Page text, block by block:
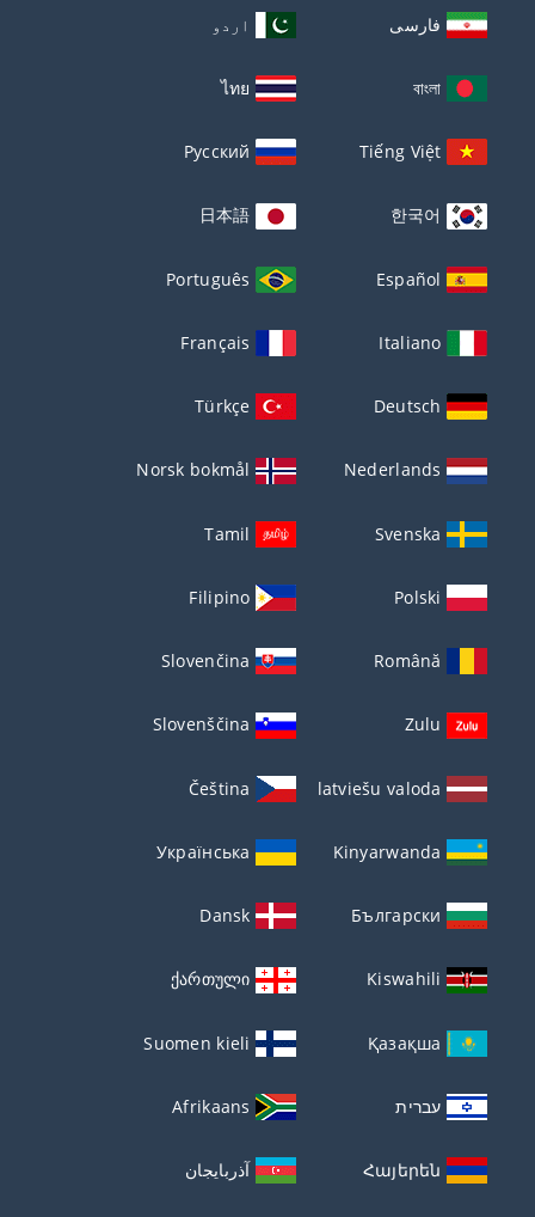
فارسی اردو
বাংলা
ไทย
Tiếng Việt
Русский
한국어
日本語
Español
Português
Italiano
Français
Deutsch
Türkçe
Nederlands
Norsk bokmål
Svenska
Tamil
Polski
Filipino
Română
Slovenčina
Zulu
Slovenščina
latviešu valoda
Čeština
Kinyarwanda
Українська
Български
Dansk
Kiswahili
ქართული
Қазақша
Suomen kieli
עברית Afrikaans
Հայերեն آذربايجان